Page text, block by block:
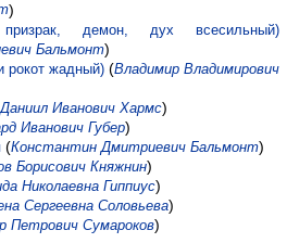
)
демон, дух всесильный)
Бальмонт)
рокот жадный) (Владимир Владимирович
Даниил Иванович Хармс)
Иванович Губер)
(Константин Дмитриевич Бальмонт)
Борисович Княжнин)
Николаевна Гиппиус)
Сергеевна Соловьева)
Петрович Сумароков)